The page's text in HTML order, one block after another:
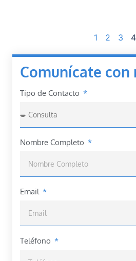
1 2 3 4
Comunícate con
Tipo de Contacto
Nombre Completo
Email
Teléfono